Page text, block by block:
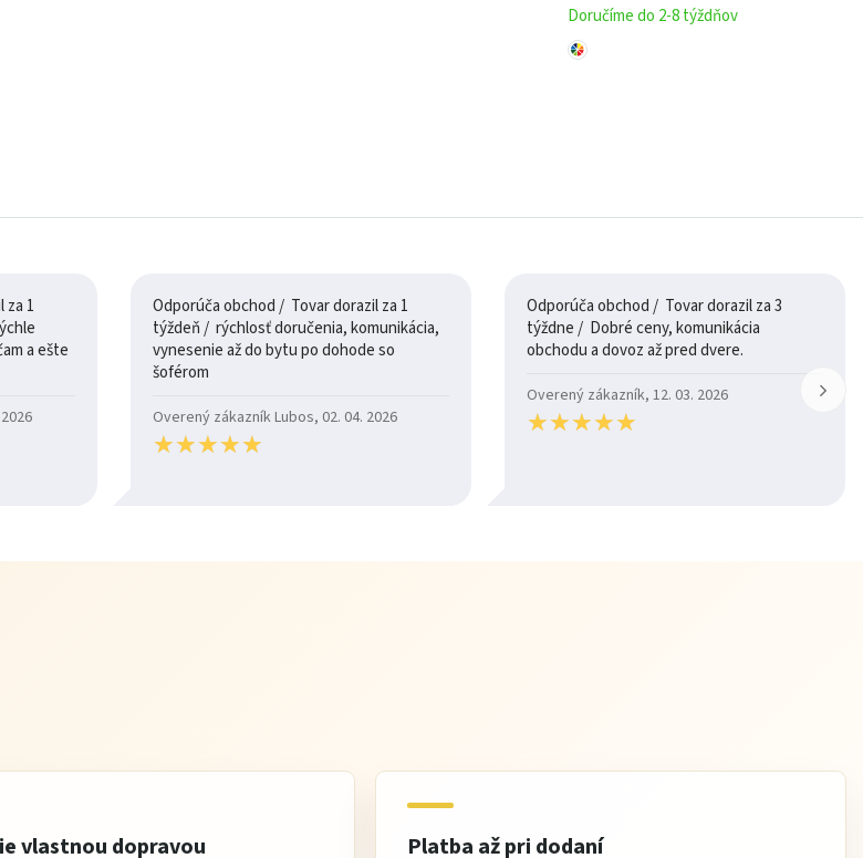
Doručíme do 2-8 týždňov
za 1
a ešte
Odporúča obchod / Tovar dorazil za 1
týždeň / rýchlosť doručenia, komunikácia,
vynesenie až do bytu po dohode so
šoférom
Overený zákazník Lubos, 02. 04. 2026
★★★★★
★★★★★
Odporúča obchod / Tovar dorazil za 3
týždne / Dobré ceny, komunikácia
obchodu a dovoz až pred dvere.
Overený zákazník, 12. 03. 2026
★★★★★
★★★★★
vlastnou dopravou Platba až pri dodaní